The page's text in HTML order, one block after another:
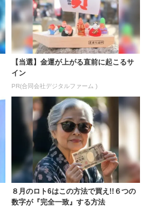
【当選】金運が上がる直前に起こるサ
イン
PR(合同会社デジタルファーム )
８月のロト6はこの方法で買え!!６つの
数字が『完全一致』する方法